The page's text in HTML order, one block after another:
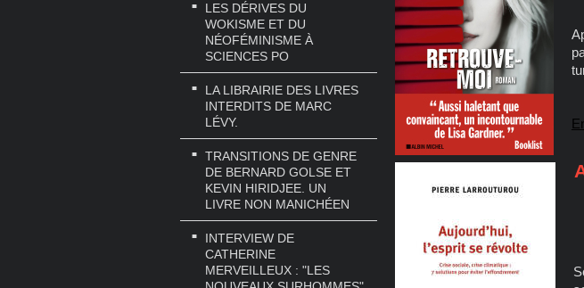
LES DÉRIVES DU
WOKISME ET DU
NÉOFÉMINISME À
SCIENCES PO
LA LIBRAIRIE DES LIVRES
INTERDITS DE MARC
LÉVY.
TRANSITIONS DE GENRE
DE BERNARD GOLSE ET
KEVIN HIRIDJEE. UN
LIVRE NON MANICHÉEN
INTERVIEW DE
CATHERINE
MERVEILLEUX : "LES